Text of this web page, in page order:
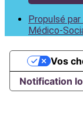
Propulsé
Médico-
Notification
Vos